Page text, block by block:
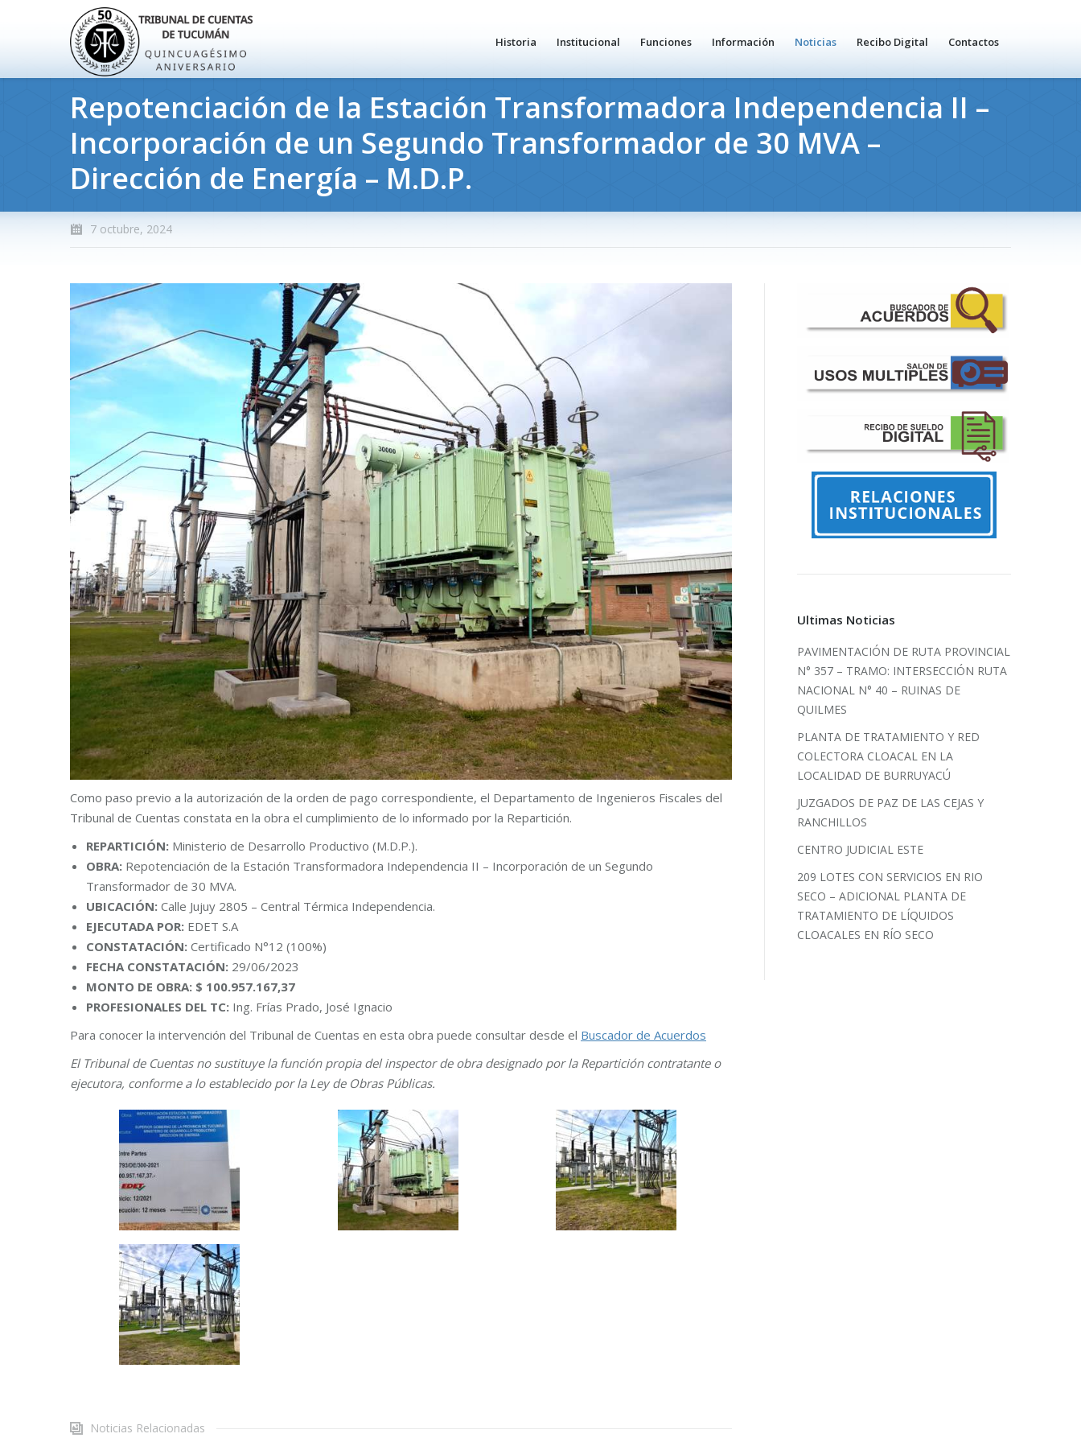
Historia Institucional Funciones Información Noticias Recibo Digital Contactos
Repotenciación de la Estación Transformadora Independencia II –
Incorporación de un Segundo Transformador de 30 MVA –
Dirección de Energía – M.D.P.
7 octubre, 2024
Como paso previo a la autorización de la orden de pago correspondiente, el Departamento de Ingenieros Fiscales del
Tribunal de Cuentas constata en la obra el cumplimiento de lo informado por la Repartición.
REPARTICIÓN: Ministerio de Desarrollo Productivo (M.D.P.).
OBRA: Repotenciación de la Estación Transformadora Independencia II – Incorporación de un Segundo
Transformador de 30 MVA.
UBICACIÓN: Calle Jujuy 2805 – Central Térmica Independencia.
EJECUTADA POR: EDET S.A
CONSTATACIÓN: Certificado N°12 (100%)
FECHA CONSTATACIÓN: 29/06/2023
MONTO DE OBRA: $ 100.957.167,37
PROFESIONALES DEL TC: Ing. Frías Prado, José Ignacio
Para conocer la intervención del Tribunal de Cuentas en esta obra puede consultar desde el Buscador de Acuerdos
El Tribunal de Cuentas no sustituye la función propia del inspector de obra designado por la Repartición contratante o
ejecutora, conforme a lo establecido por la Ley de Obras Públicas.
Noticias Relacionadas
Ultimas Noticias
PAVIMENTACIÓN DE RUTA PROVINCIAL
N° 357 – TRAMO: INTERSECCIÓN RUTA
NACIONAL N° 40 – RUINAS DE
QUILMES
PLANTA DE TRATAMIENTO Y RED
COLECTORA CLOACAL EN LA
LOCALIDAD DE BURRUYACÚ
JUZGADOS DE PAZ DE LAS CEJAS Y
RANCHILLOS
CENTRO JUDICIAL ESTE
209 LOTES CON SERVICIOS EN RIO
SECO – ADICIONAL PLANTA DE
TRATAMIENTO DE LÍQUIDOS
CLOACALES EN RÍO SECO